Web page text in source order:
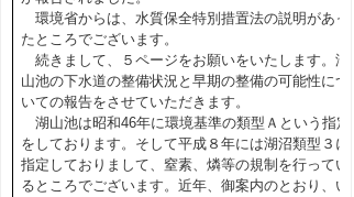
環境省からは、水質保全特別措置法の説明があっ
たところでございます。
続きまして、５ページをお願いをいたします。湖
山池の下水道の整備状況と早期の整備の可能性につ
いての報告をさせていただきます。
湖山池は昭和46年に環境基準の類型Ａという指定
をしております。そして平成８年には湖沼類型３に
指定しておりまして、窒素、燐等の規制を行ってい
るところでございます。近年、御案内のとおり、い